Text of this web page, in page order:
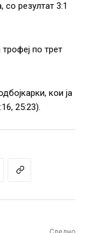
резултат 3:1
по трет
кои ја
25:23).